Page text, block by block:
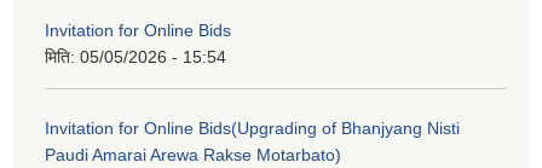
Invitation for Online Bids
मिति: 05/05/2026 - 15:54
Invitation for Online Bids(Upgrading of Bhanjyang Nisti
Paudi Amarai Arewa Rakse Motarbato)